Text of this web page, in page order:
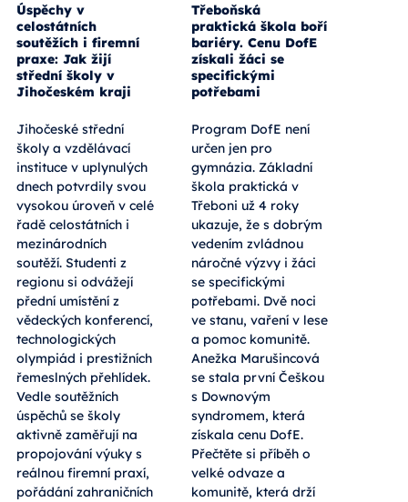
Úspěchy v
celostátních
soutěžích i firemní
praxe: Jak žijí
střední školy v
Jihočeském kraji
Jihočeské střední
školy a vzdělávací
instituce v uplynulých
dnech potvrdily svou
vysokou úroveň v celé
řadě celostátních i
mezinárodních
soutěží. Studenti z
regionu si odvážejí
přední umístění z
vědeckých konferencí,
technologických
olympiád i prestižních
řemeslných přehlídek.
Vedle soutěžních
úspěchů se školy
aktivně zaměřují na
propojování výuky s
reálnou firemní praxí,
pořádání zahraničních
Třeboňská
praktická škola boří
bariéry. Cenu DofE
získali žáci se
specifickými
potřebami
Program DofE není
určen jen pro
gymnázia. Základní
škola praktická v
Třeboni už 4 roky
ukazuje, že s dobrým
vedením zvládnou
náročné výzvy i žáci
se specifickými
potřebami. Dvě noci
ve stanu, vaření v lese
a pomoc komunitě.
Anežka Marušincová
se stala první Češkou
s Downovým
syndromem, která
získala cenu DofE.
Přečtěte si příběh o
velké odvaze a
komunitě, která drží